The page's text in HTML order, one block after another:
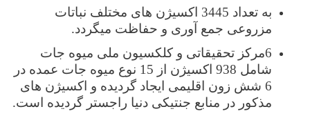
به تعداد 3445 اکسیژن های مختلف نباتات
مزروعی جمع آوری و حفاظت میگردد.
6مرکز تحقیقاتی و کلکسیون ملی میوه جات
شامل 938 اکسیژن از 15 نوع میوه جات عمده در
6 شش زون اقلیمی ایجاد گردیده و اکسیژن های
مذکور در منابع جنتیکی دنیا راجستر گردیده است.